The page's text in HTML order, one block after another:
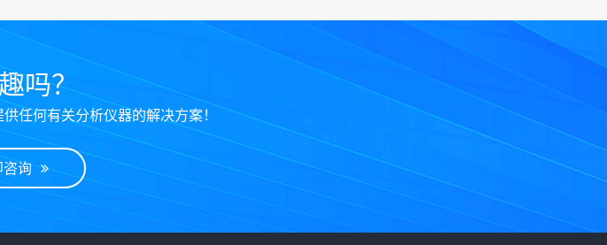
吗？
任何有关分析仪器的解决方案！
咨询